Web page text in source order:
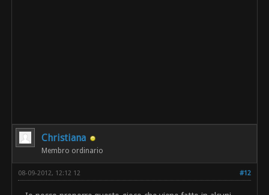
Christiana
Membro ordinario
#12
08-09-2012, 12:12 12